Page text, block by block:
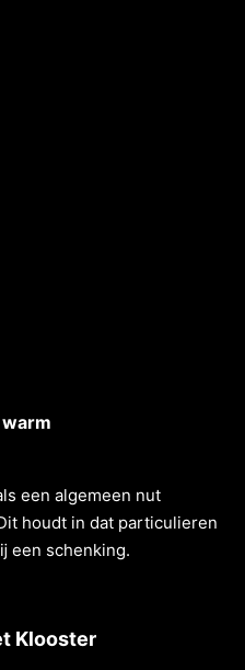
een algemeen nut
houdt in dat particulieren
een schenking.
Klooster